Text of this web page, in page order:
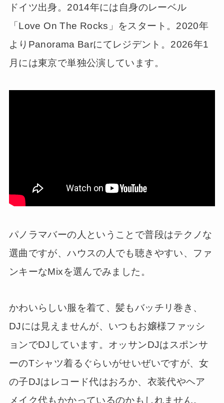
ドイツ出身。2014年には自身のレーベル
「Love On The Rocks」をスタート。2020年
よりPanorama Barにてレジデント。2026年1
月には東京で単独公演しています。
パノラマバーの人ということで普段はテクノな
選曲ですが、ハウスの人でも聴きやすい、ファ
ンキーなMixを選んでみました。
かわいらしい服を着て、髪もバッチリ巻き、
DJには見えませんが、いつもお嬢様ファッシ
ョンでDJしています。オッサンDJはスポンサ
ーのTシャツ着るぐらいがせいぜいですが、女
の子DJはレコード代はおろか、衣装代やヘア
メイク代もかかっているのかもしれません。